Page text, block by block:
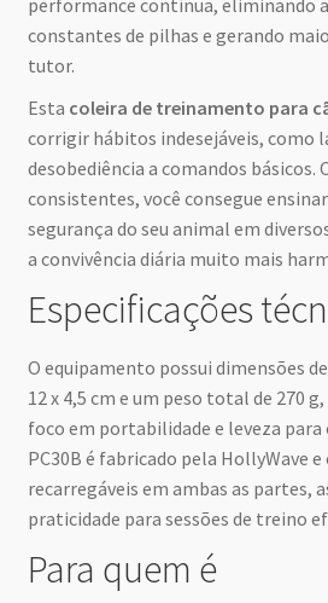
performance contínua, eliminando
constantes de pilhas e gerando
tutor.
Esta coleira de treinamento para
corrigir hábitos indesejáveis, como
desobediência a comandos básicos.
consistentes, você consegue
segurança do seu animal em
a convivência diária muito mais
Especificações
O equipamento possui dimensões
12 x 4,5 cm e um peso total de 270
foco em portabilidade e leveza para
PC30B é fabricado pela HollyWave
recarregáveis em ambas as partes,
praticidade para sessões de treino
Para quem é